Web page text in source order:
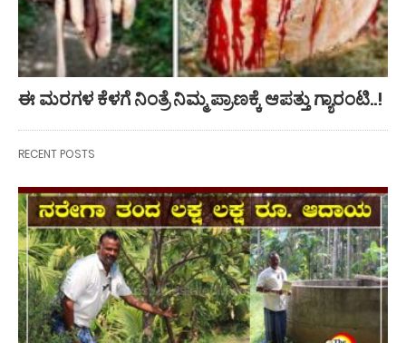
ಈ ಮರಗಳ ಕೆಳಗೆ ನಿಂತ್ರೆ ನಿಮ್ಮ ಪ್ರಾಣಕ್ಕೆ ಆಪತ್ತು ಗ್ಯಾರಂಟಿ..!
RECENT POSTS